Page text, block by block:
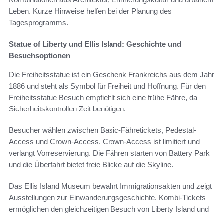
Leben. Kurze Hinweise helfen bei der Planung des
Tagesprogramms.
Statue of Liberty und Ellis Island: Geschichte und
Besuchsoptionen
Die Freiheitsstatue ist ein Geschenk Frankreichs aus dem Jahr
1886 und steht als Symbol für Freiheit und Hoffnung. Für den
Freiheitsstatue Besuch empfiehlt sich eine frühe Fähre, da
Sicherheitskontrollen Zeit benötigen.
Besucher wählen zwischen Basic-Fähretickets, Pedestal-
Access und Crown-Access. Crown-Access ist limitiert und
verlangt Vorreservierung. Die Fähren starten von Battery Park
und die Überfahrt bietet freie Blicke auf die Skyline.
Das Ellis Island Museum bewahrt Immigrationsakten und zeigt
Ausstellungen zur Einwanderungsgeschichte. Kombi-Tickets
ermöglichen den gleichzeitigen Besuch von Liberty Island und